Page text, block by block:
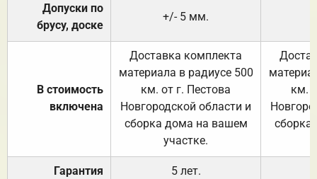
Допуски по
брусу, доске
+/- 5 мм.
В стоимость
включена
Доставка комплекта
материала в радиусе 500
км. от г. Пестова
Новгородской области и
сборка дома на вашем
участке.
км.
Гарантия 5 лет.